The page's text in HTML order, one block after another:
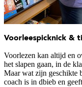
Voorleespicknick &
Voorlezen kan altijd en
het slapen gaan, in de
Maar wat zijn geschikte
coach is in dbieb en